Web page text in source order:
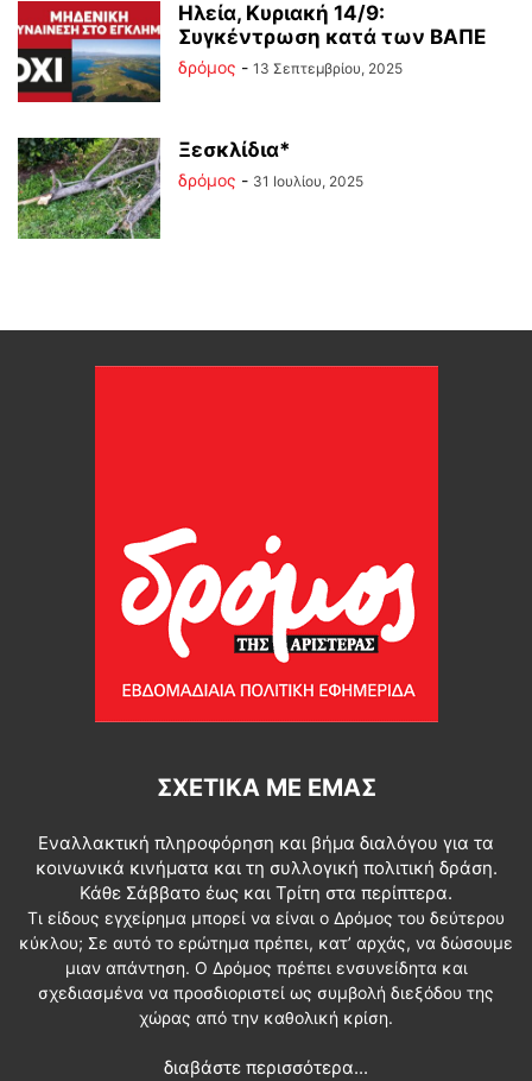
Ηλεία, Κυριακή 14/9:
Συγκέντρωση κατά των ΒΑΠΕ
δρόμος - 13 Σεπτεμβρίου, 2025
Ξεσκλίδια*
δρόμος - 31 Ιουλίου, 2025
ΣΧΕΤΙΚΆ ΜΕ ΕΜΆΣ
Εναλλακτική πληροφόρηση και βήμα διαλόγου για τα
κοινωνικά κινήματα και τη συλλογική πολιτική δράση.
Κάθε Σάββατο έως και Τρίτη στα περίπτερα.
Τι είδους εγχείρημα μπορεί να είναι ο Δρόμος του δεύτερου
κύκλου; Σε αυτό το ερώτημα πρέπει, κατ’ αρχάς, να δώσουμε
μιαν απάντηση. Ο Δρόμος πρέπει ενσυνείδητα και
σχεδιασμένα να προσδιοριστεί ως συμβολή διεξόδου της
χώρας από την καθολική κρίση.
διαβάστε περισσότερα...